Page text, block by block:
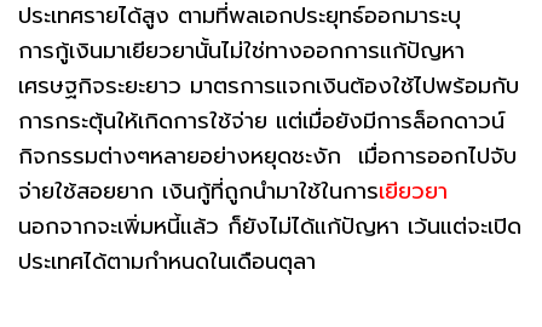
ประเทศรายได้สูง ตามที่พลเอกประยุทธ์ออกมาระบุ
การกู้เงินมาเยียวยานั้นไม่ใช่ทางออกการแก้ปัญหา
เศรษฐกิจระยะยาว มาตรการแจกเงินต้องใช้ไปพร้อมกับ
การกระตุ้นให้เกิดการใช้จ่าย แต่เมื่อยังมีการล็อกดาวน์
กิจกรรมต่างๆหลายอย่างหยุดชะงัก เมื่อการออกไปจับ
จ่ายใช้สอยยาก เงินกู้ที่ถูกนำมาใช้ในการเยียวยา
นอกจากจะเพิ่มหนี้แล้ว ก็ยังไม่ได้แก้ปัญหา เว้นแต่จะเปิด
ประเทศได้ตามกำหนดในเดือนตุลา